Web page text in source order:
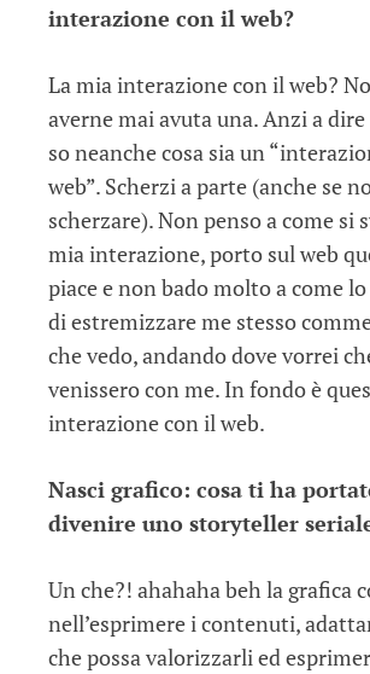
interazione con il web?
La mia interazione con il web?
averne mai avuta una. Anzi a
so neanche cosa sia un
web”. Scherzi a parte (anche se
scherzare). Non penso a come si
mia interazione, porto sul web
piace e non bado molto a come
di estremizzare me stesso
che vedo, andando dove vorrei
venissero con me. In fondo è
interazione con il web.
Nasci grafico: cosa ti ha
divenire uno storyteller
Un che?! ahahaha beh la grafica
nell’esprimere i contenuti,
che possa valorizzarli ed